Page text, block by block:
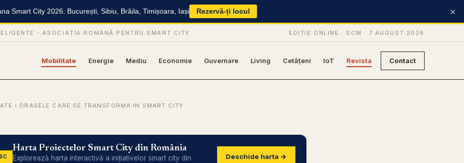
Smart City 2026: București, Sibiu, Brăila, Timișoara, Iași Rezervă-ți locul ×
- ASOCIAȚIA ROMÂNĂ PENTRU SMART CITY EDIȚIE ONLINE · SCM · 7 AUGUST 2026
Mobilitate Energie Mediu Economie Guvernare Living Cetățeni IoT Revista Contact
› ORASELE CARE SE TRANSFORMA IN SMART CITY
Harta Proiectelor Smart City din România
Explorează harta interactivă a inițiativelor smart city din
Deschide harta →